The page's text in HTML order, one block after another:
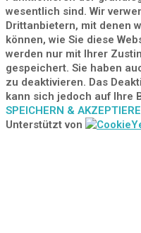
wesentlich sind. Wir
Drittanbietern, mit denen
können, wie Sie diese
werden nur mit Ihrer
gespeichert. Sie haben
zu deaktivieren. Das
kann sich jedoch auf Ihre
SPEICHERN &
Unterstützt von